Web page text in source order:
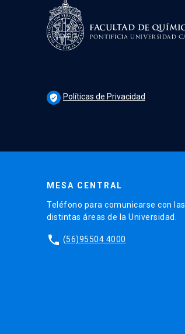
verified_user Políticas de Privacidad
MESA CENTRAL
Teléfono para comunicarse con las
distintas áreas de la Universidad.
phone (56)95504 4000